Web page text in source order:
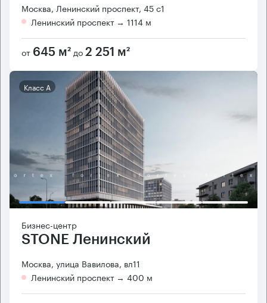
Москва, Ленинский проспект, 45 с1
Ленинский проспект → 1114 м
от 645 м² до 2 251 м²
Класс А
Бизнес-центр
STONE Ленинский
Москва, улица Вавилова, вл11
Ленинский проспект → 400 м